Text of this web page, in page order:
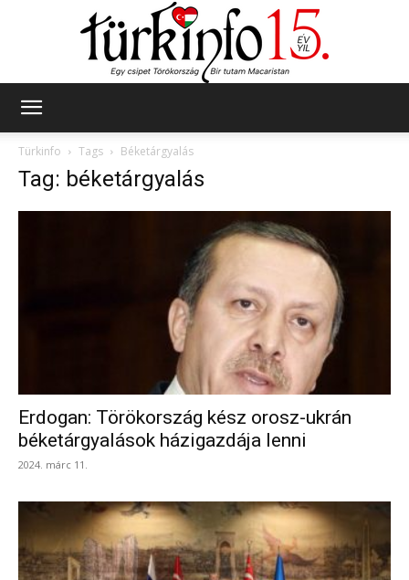
Türkinfo
Tags Béketárgyalás
Tag: béketárgyalás
Erdogan: Törökország kész orosz-ukrán
béketárgyalások házigazdája lenni
2024. márc 11.